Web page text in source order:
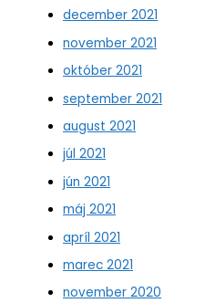
december 2021
november 2021
október 2021
september 2021
august 2021
júl 2021
jún 2021
máj 2021
apríl 2021
marec 2021
november 2020